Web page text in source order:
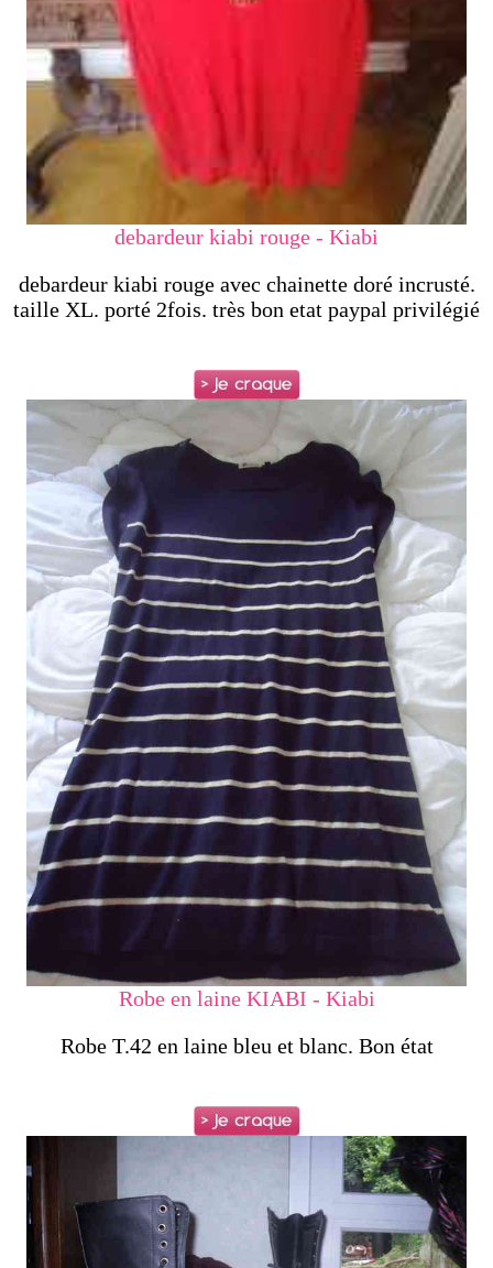
debardeur kiabi rouge - Kiabi
debardeur kiabi rouge avec chainette doré incrusté.
taille XL. porté 2fois. très bon etat paypal privilégié
Robe en laine KIABI - Kiabi
Robe T.42 en laine bleu et blanc. Bon état